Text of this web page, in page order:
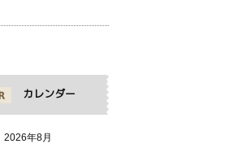
カレンダー
2026年8月